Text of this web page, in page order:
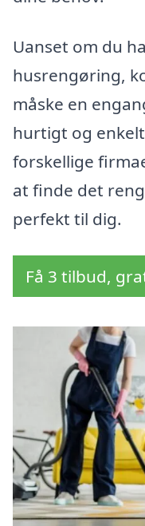
Uanset om du
husrengøring,
måske en
hurtigt og
forskellige
at finde det
perfekt til dig.
Få 3 tilbud,